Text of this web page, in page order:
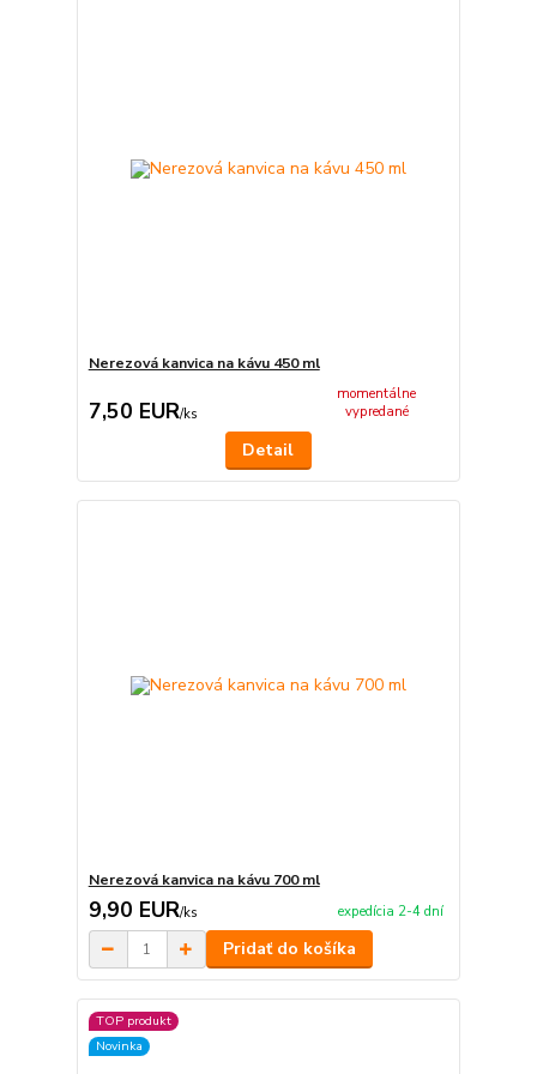
Nerezová kanvica na kávu 450 ml
7,50 EUR/ks
momentálne
vypredané
Detail
Nerezová kanvica na kávu 700 ml
9,90 EUR/ks expedícia 2-4 dní
Pridať do košíka
TOP produkt
Novinka